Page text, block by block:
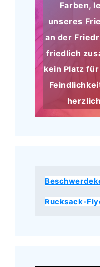
Farben,
unseres
an der
friedlich
kein Platz
Rucksack-